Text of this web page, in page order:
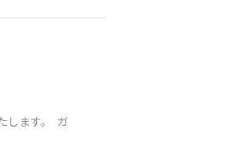
します。 ガ